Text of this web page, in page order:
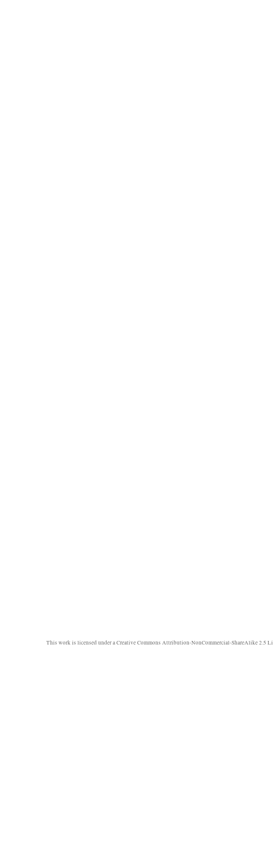
This work is licensed under aCreative Commons Attribution-NonCommercial-ShareAlike 2.5